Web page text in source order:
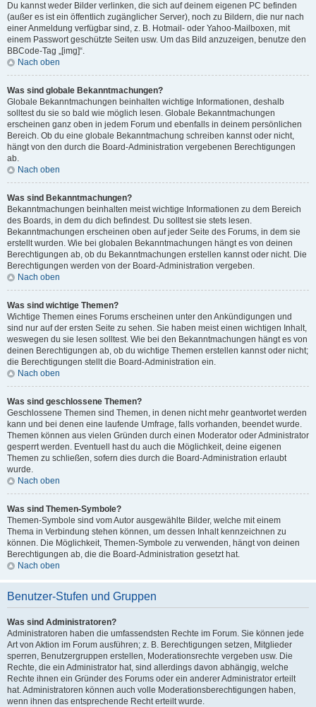
Du kannst weder Bilder verlinken, die sich auf deinem eigenen PC befinden
(außer es ist ein öffentlich zugänglicher Server), noch zu Bildern, die nur nach
einer Anmeldung verfügbar sind, z. B. Hotmail- oder Yahoo-Mailboxen, mit
einem Passwort geschützte Seiten usw. Um das Bild anzuzeigen, benutze den
BBCode-Tag „[img]“.
Nach oben
Was sind globale Bekanntmachungen?
Globale Bekanntmachungen beinhalten wichtige Informationen, deshalb
solltest du sie so bald wie möglich lesen. Globale Bekanntmachungen
erscheinen ganz oben in jedem Forum und ebenfalls in deinem persönlichen
Bereich. Ob du eine globale Bekanntmachung schreiben kannst oder nicht,
hängt von den durch die Board-Administration vergebenen Berechtigungen
ab.
Nach oben
Was sind Bekanntmachungen?
Bekanntmachungen beinhalten meist wichtige Informationen zu dem Bereich
des Boards, in dem du dich befindest. Du solltest sie stets lesen.
Bekanntmachungen erscheinen oben auf jeder Seite des Forums, in dem sie
erstellt wurden. Wie bei globalen Bekanntmachungen hängt es von deinen
Berechtigungen ab, ob du Bekanntmachungen erstellen kannst oder nicht. Die
Berechtigungen werden von der Board-Administration vergeben.
Nach oben
Was sind wichtige Themen?
Wichtige Themen eines Forums erscheinen unter den Ankündigungen und
sind nur auf der ersten Seite zu sehen. Sie haben meist einen wichtigen Inhalt,
weswegen du sie lesen solltest. Wie bei den Bekanntmachungen hängt es von
deinen Berechtigungen ab, ob du wichtige Themen erstellen kannst oder nicht;
die Berechtigungen stellt die Board-Administration ein.
Nach oben
Was sind geschlossene Themen?
Geschlossene Themen sind Themen, in denen nicht mehr geantwortet werden
kann und bei denen eine laufende Umfrage, falls vorhanden, beendet wurde.
Themen können aus vielen Gründen durch einen Moderator oder Administrator
gesperrt werden. Eventuell hast du auch die Möglichkeit, deine eigenen
Themen zu schließen, sofern dies durch die Board-Administration erlaubt
wurde.
Nach oben
Was sind Themen-Symbole?
Themen-Symbole sind vom Autor ausgewählte Bilder, welche mit einem
Thema in Verbindung stehen können, um dessen Inhalt kennzeichnen zu
können. Die Möglichkeit, Themen-Symbole zu verwenden, hängt von deinen
Berechtigungen ab, die die Board-Administration gesetzt hat.
Nach oben
Benutzer-Stufen und Gruppen
Was sind Administratoren?
Administratoren haben die umfassendsten Rechte im Forum. Sie können jede
Art von Aktion im Forum ausführen; z. B. Berechtigungen setzen, Mitglieder
sperren, Benutzergruppen erstellen, Moderationsrechte vergeben usw. Die
Rechte, die ein Administrator hat, sind allerdings davon abhängig, welche
Rechte ihnen ein Gründer des Forums oder ein anderer Administrator erteilt
hat. Administratoren können auch volle Moderationsberechtigungen haben,
wenn ihnen das entsprechende Recht erteilt wurde.